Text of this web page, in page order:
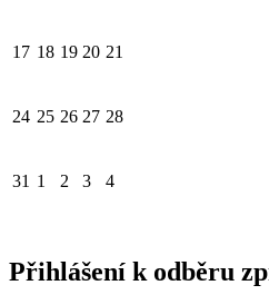
17 18 19 20 21
24 25 26 27 28
31 1 2 3 4
Přihlášení k odběru